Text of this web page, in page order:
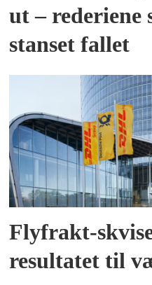
ut – rederiene
stanset fallet
Flyfrakt-
resultatet til